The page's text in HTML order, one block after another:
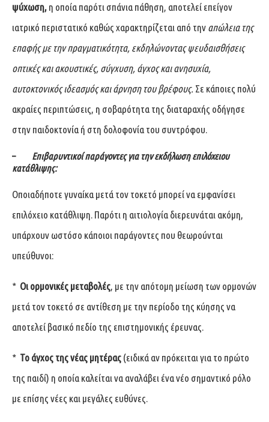
ψύχωση, η οποία παρότι σπάνια πάθηση, αποτελεί επείγον
ιατρικό περιστατικό καθώς χαρακτηρίζεται από την απώλεια της
επαφής με την πραγματικότητα, εκδηλώνοντας ψευδαισθήσεις
οπτικές και ακουστικές, σύγχυση, άγχος και ανησυχία,
αυτοκτονικός ιδεασμός και άρνηση του βρέφους. Σε κάποιες πολύ
ακραίες περιπτώσεις, η σοβαρότητα της διαταραχής οδήγησε
στην παιδοκτονία ή στη δολοφονία του συντρόφου.
– Επιβαρυντικοί παράγοντες για την εκδήλωση επιλόχειου
κατάθλιψης:
Οποιαδήποτε γυναίκα μετά τον τοκετό μπορεί να εμφανίσει
επιλόχειο κατάθλιψη. Παρότι η αιτιολογία διερευνάται ακόμη,
υπάρχουν ωστόσο κάποιοι παράγοντες που θεωρούνται
υπεύθυνοι:
* Οι ορμονικές μεταβολές, με την απότομη μείωση των ορμονών
μετά τον τοκετό σε αντίθεση με την περίοδο της κύησης να
αποτελεί βασικό πεδίο της επιστημονικής έρευνας.
* Το άγχος της νέας μητέρας (ειδικά αν πρόκειται για το πρώτο
της παιδί) η οποία καλείται να αναλάβει ένα νέο σημαντικό ρόλο
με επίσης νέες και μεγάλες ευθύνες.